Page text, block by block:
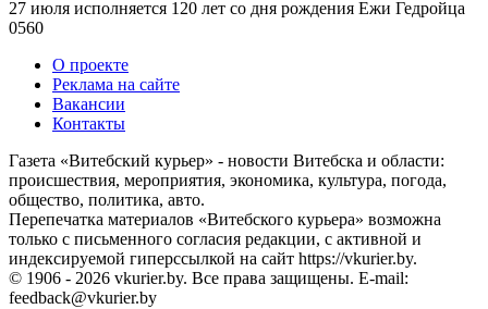
27 июля исполняется 120 лет со дня рождения Ежи Гедройца
0560
О проекте
Реклама на сайте
Вакансии
Контакты
Газета «Витебский курьер» - новости Витебска и области:
происшествия, мероприятия, экономика, культура, погода,
общество, политика, авто.
Перепечатка материалов «Витебского курьера» возможна
только с письменного согласия редакции, с активной и
индексируемой гиперссылкой на сайт https://vkurier.by.
© 1906 - 2026 vkurier.by. Все права защищены. E-mail:
feedback@vkurier.by